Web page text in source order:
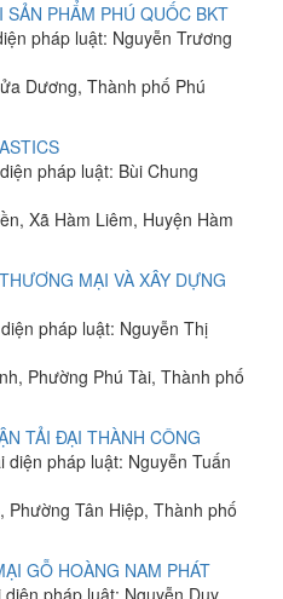
PHẨM PHÚ QUỐC BKT
pháp luật: Nguyễn Trương
Dương, Thành phố Phú
pháp luật: Bùi Chung
Xã Hàm Liêm, Huyện Hàm
MẠI VÀ XÂY DỰNG
pháp luật: Nguyễn Thị
Phường Phú Tài, Thành phố
TẢI ĐẠI THÀNH CÔNG
diện pháp luật: Nguyễn Tuấn
Tân Hiệp, Thành phố
GỖ HOÀNG NAM PHÁT